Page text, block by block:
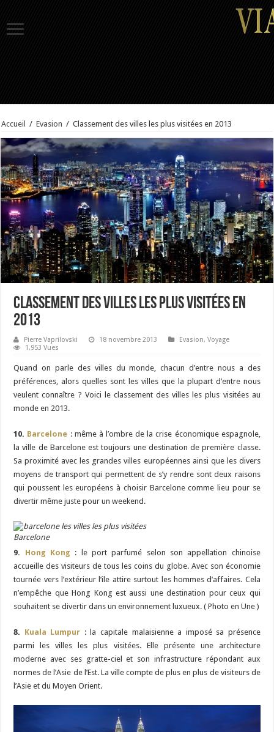
Accueil / Evasion / Classement des villes les plus visitées en 2013
Classement des villes les plus visitées en
2013
Pierre Vaprilovski 18 novembre 2013 Evasion,Voyage
1,953 Vues
Quand on parle des villes du monde, chacun d’entre nous a des
préférences, alors quelles sont les villes que la plupart d’entre nous
veulent connaître ? Voici le classement des villes les plus visitées au
monde en 2013.
10. Barcelone : même à l’ombre de la crise économique espagnole,
la ville de Barcelone est toujours une destination de première classe.
Sa proximité avec les grandes villes européennes ainsi que les divers
moyens de transport qui permettent de s’y rendre sont deux raisons
qui poussent les européens à choisir Barcelone comme lieu pour se
divertir même juste pour un weekend.
Barcelone
9.
Hong Kong : le port parfumé selon son appellation chinoise
accueille des visiteurs de tous les coins du globe. Avec son économie
tournée vers l’extérieur l’ile attire surtout les hommes d’affaires. Cela
n’empêche que Hong Kong est aussi une destination pour ceux qui
souhaitent se divertir dans un environnement luxueux. ( Photo en Une )
8. Kuala Lumpur : la capitale malaisienne a imposé sa présence
parmi les villes les plus visitées. Elle présente une architecture
moderne avec ses gratte-ciel et son infrastructure répondant aux
normes de l’Asie de l’Est. La ville compte de plus en plus de visiteurs de
l’Asie et du Moyen Orient.